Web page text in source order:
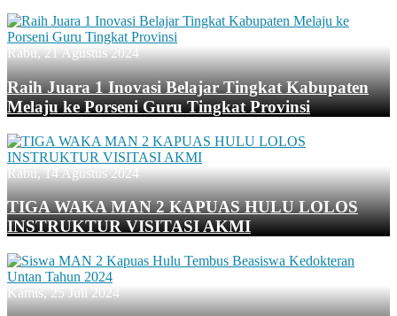
Rabu, 21 Agustus 2024
Raih Juara 1 Inovasi Belajar Tingkat Kabupaten
Melaju ke Porseni Guru Tingkat Provinsi
Rabu, 14 Agustus 2024
TIGA WAKA MAN 2 KAPUAS HULU LOLOS
INSTRUKTUR VISITASI AKMI
Kamis, 25 Juli 2024